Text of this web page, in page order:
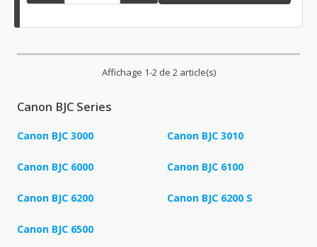
Affichage 1-2 de 2 article(s)
Canon BJC Series
Canon BJC 3000 Canon BJC 3010
Canon BJC 6000 Canon BJC 6100
Canon BJC 6200 Canon BJC 6200 S
Canon BJC 6500